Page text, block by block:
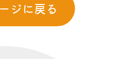
ジに戻る